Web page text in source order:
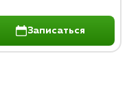
Записаться